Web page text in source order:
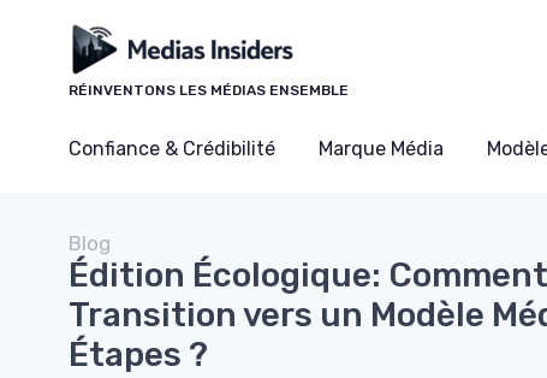
RÉINVENTONS LES MÉDIAS ENSEMBLE
Confiance & Crédibilité Marque Média
Blog
Édition Écologique:
Transition vers un Modèle
Étapes ?